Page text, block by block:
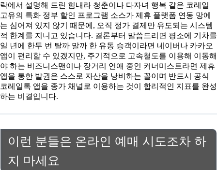
락에서 설명해 드린 힘내라 청춘이나 다자녀 행복 같은 코레일
고유의 특화 정부 할인 프로그램 소스가 제휴 플랫폼 연동 망에
는 심어져 있지 않기 때문에, 오직 정가 결제만 유도되는 시스템
적 한계를 지니고 있습니다. 결론부터 말씀드리면 평소에 기차를
일 년에 한두 번 탈까 말까 한 유동 승객이라면 네이버나 카카오
앱이 편리할 수 있겠지만, 주기적으로 고속철도를 이용해 이동해
야 하는 비즈니스맨이나 장거리 연애 중인 커너미스트라면 제휴
앱을 통한 발권은 스스로 자산을 낭비하는 꼴이며 반드시 공식
코레일톡 앱을 종가 채널로 이용하는 것이 합리적인 지표를 완성
하는 비결입니다.
이런 분들은 온라인 예매 시도조차 하
지 마세요